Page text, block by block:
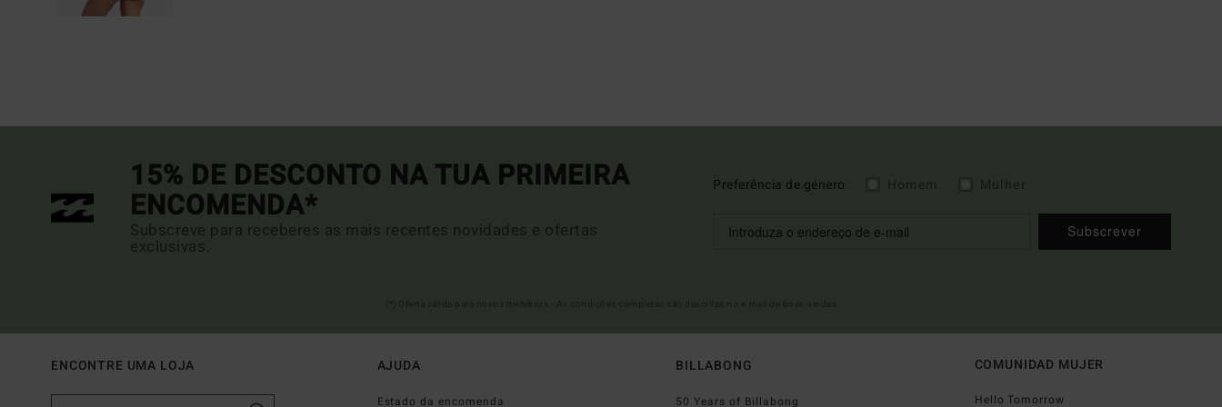
15% DE DESCONTO NA TUA PRIMEIRA
ENCOMENDA*
Subscreve para receberes as mais recentes novidades e ofertas
exclusivas.
Preferência de género
Subscrever
ENCONTRE UMA LOJA AJUDA
Estado da encomenda
BILLABONG
50 Years of Billabong
COMUNIDAD MUJER
Hello Tomorrow